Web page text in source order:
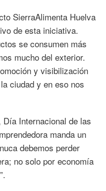
SierraAlimenta Huelva
de esta iniciativa.
se consumen más
mucho del exterior.
y visibilización
ciudad y en eso nos
Internacional de las
manda un
debemos perder
no solo por economía